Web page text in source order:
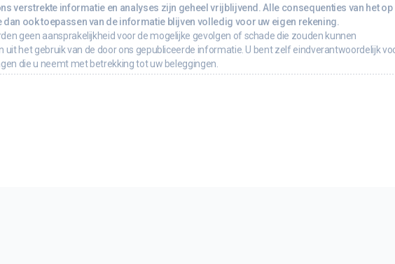
verstrekte informatie en analyses zijn geheel vrijblijvend. Alle consequenties van het op
dan ook toepassen van de informatie blijven volledig voor uw eigen rekening.
geen aansprakelijkheid voor de mogelijke gevolgen of schade die zouden kunnen
uit het gebruik van de door ons gepubliceerde informatie. U bent zelf eindverantwoordelijk
die u neemt met betrekking tot uw beleggingen.